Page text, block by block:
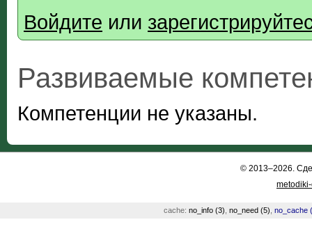
Войдите или
Развиваемые
Компетенции не указаны.
© 2013–2026.
cache: no_info (3) no_need (5) no_cache